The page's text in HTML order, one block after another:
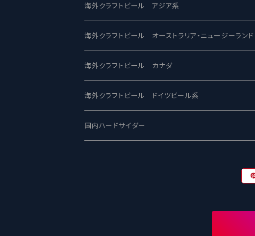
2nd Story Ale Works -セカンドストーリー
ビアへるん - Beer Hearn
忽布古丹醸造 - HOP KOTAN
ワイマーケットブルーイング Y.Market Brewing
志賀高原ビール - SIGAKOGEN
Maui マウイ
Toppling Goliath トップリンゴライアス
Fair State フェアステイト
Lagunitas ラグニタス
FirestoneWalker ファイアストーン
UnBarred -アンバード
SAIREN /サイレン
ワイルドチャイルド - Wilde Child
BrewDog Brewery - ブリュードッグ
The Flying Inn / ザ フライイング イン
海外クラフトビール アジア系
gweilo-鬼佬 グウァイロ
Heart Of Darkness - ハートオブダークネス
Carbon brews -カーボン
TAIHU - タイフー
海外クラフトビール オーストラリア・ニュージーランド
ROCKY RIDGE - ロッキーリッジ
BODRIGGY BREWING ボッドリッジー
CO-CONSPIRATORS コ・コンスピレーターズ
海外クラフトビール カナダ
Jackie O's ジャッキーオーズ
Westbrook ウェストブルック
海外クラフトビール ドイツビール系
Karmeliten カーメリテン
国内ハードサイダー